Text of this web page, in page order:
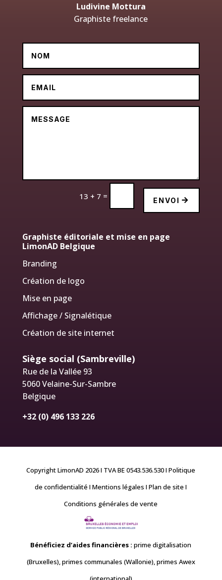
Ludivine Mottura
Graphiste freelance
13 + 7 = ENVOI
Graphiste éditoriale et mise en page
LimonAD Belgique
Branding
Création de logo
Mise en page
Affichage / Signalétique
Création de site internet
Siège social (Sambreville)
Rue de la Vallée 93
5060 Velaine-Sur-Sambre
Belgique
+32 (0) 496 133 226
Copyright LimonAD 2026 I TVA BE 0543.536.530I Politique
de confidentialité I Mentions légales I Plan de site I
Conditions générales de vente
Bénéficiez d’aides financières : prime digitalisation
(Bruxelles), primes communales (Wallonie), primes Awex